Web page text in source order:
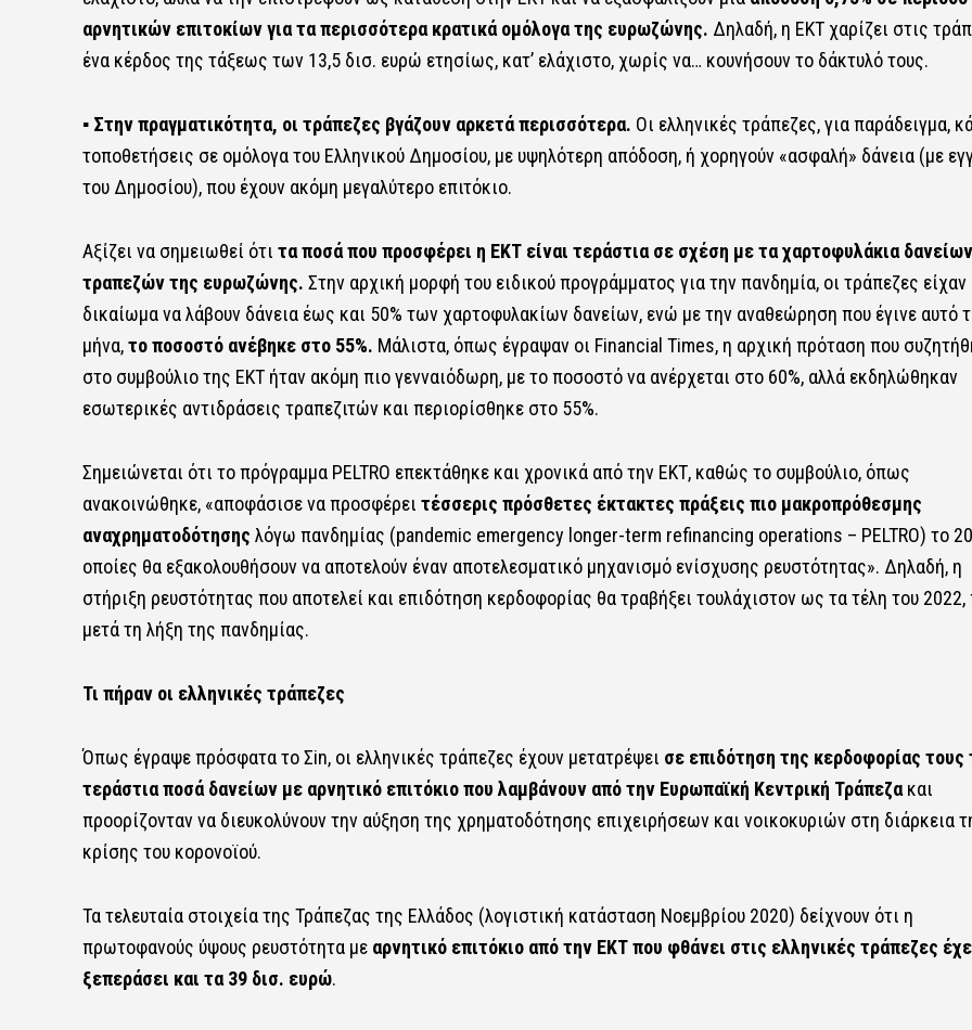
αρνητικών επιτοκίων για τα περισσότερα κρατικά ομόλογα της ευρωζώνης. Δηλαδή, η ΕΚΤ χαρίζει στις
ένα κέρδος της τάξεως των 13,5 δισ. ευρώ ετησίως, κατ’ ελάχιστο, χωρίς να… κουνήσουν το δάκτυλό τους.
▪ Στην πραγματικότητα, οι τράπεζες βγάζουν αρκετά περισσότερα. Οι ελληνικές τράπεζες, για παράδειγμα,
τοποθετήσεις σε ομόλογα του Ελληνικού Δημοσίου, με υψηλότερη απόδοση, ή χορηγούν «ασφαλή» δάνεια (με
του Δημοσίου), που έχουν ακόμη μεγαλύτερο επιτόκιο.
Αξίζει να σημειωθεί ότι τα ποσά που προσφέρει η ΕΚΤ είναι τεράστια σε σχέση με τα χαρτοφυλάκια
τραπεζών της ευρωζώνης. Στην αρχική μορφή του ειδικού προγράμματος για την πανδημία, οι τράπεζες είχαν
δικαίωμα να λάβουν δάνεια έως και 50% των χαρτοφυλακίων δανείων, ενώ με την αναθεώρηση που έγινε αυτό
μήνα,το ποσοστό ανέβηκε στο 55%. Μάλιστα, όπως έγραψαν οι Financial Times, η αρχική πρόταση που
στο συμβούλιο της ΕΚΤ ήταν ακόμη πιο γενναιόδωρη, με το ποσοστό να ανέρχεται στο 60%, αλλά εκδηλώθηκαν
εσωτερικές αντιδράσεις τραπεζιτών και περιορίσθηκε στο 55%.
Σημειώνεται ότι το πρόγραμμα PELTRO επεκτάθηκε και χρονικά από την ΕΚΤ, καθώς το συμβούλιο, όπως
ανακοινώθηκε, «αποφάσισε να προσφέρει τέσσερις πρόσθετες έκτακτες πράξεις πιο μακροπρόθεσμης
αναχρηματοδότησης λόγω πανδημίας (pandemic emergency longer-term refinancing operations – PELTRO) το
οποίες θα εξακολουθήσουν να αποτελούν έναν αποτελεσματικό μηχανισμό ενίσχυσης ρευστότητας». Δηλαδή, η
στήριξη ρευστότητας που αποτελεί και επιδότηση κερδοφορίας θα τραβήξει τουλάχιστον ως τα τέλη του 2022,
μετά τη λήξη της πανδημίας.
Τι πήραν οι ελληνικές τράπεζες
Όπως έγραψε πρόσφατα το Σin, οι ελληνικές τράπεζες έχουν μετατρέψει σε επιδότηση της κερδοφορίας τους
τεράστια ποσά δανείων με αρνητικό επιτόκιο που λαμβάνουν από την Ευρωπαϊκή Κεντρική Τράπεζακαι
προορίζονταν να διευκολύνουν την αύξηση της χρηματοδότησης επιχειρήσεων και νοικοκυριών στη διάρκεια
κρίσης του κορονοϊού.
Τα τελευταία στοιχεία της Τράπεζας της Ελλάδος (λογιστική κατάσταση Νοεμβρίου 2020) δείχνουν ότι η
πρωτοφανούς ύψους ρευστότητα με αρνητικό επιτόκιο από την ΕΚΤ που φθάνει στις ελληνικές τράπεζες
ξεπεράσει και τα 39 δισ. ευρώ.